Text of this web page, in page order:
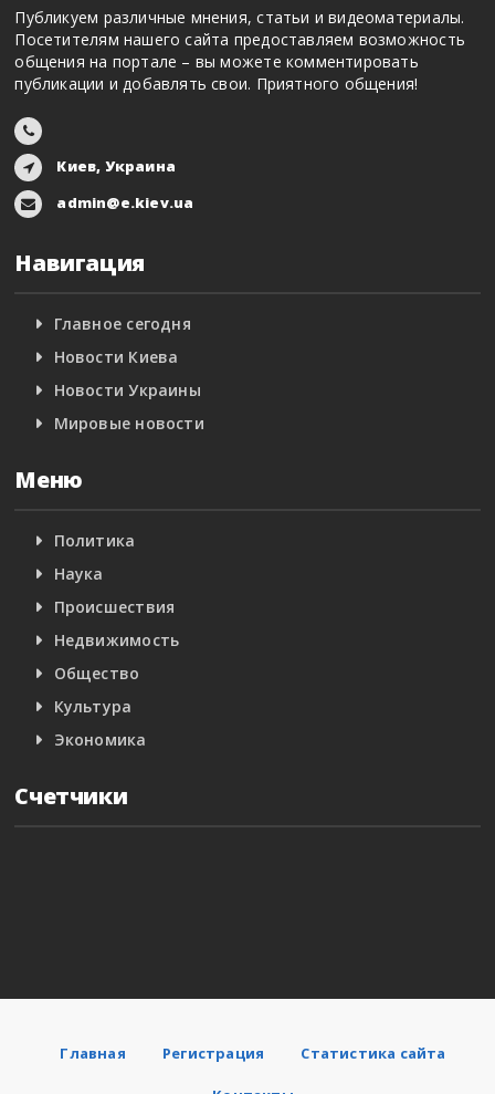
Публикуем различные мнения, статьи и видеоматериалы.
Посетителям нашего сайта предоставляем возможность
общения на портале – вы можете комментировать
публикации и добавлять свои. Приятного общения!
Киев, Украина
admin@e.kiev.ua
Навигация
Главное сегодня
Новости Киева
Новости Украины
Мировые новости
Меню
Политика
Наука
Происшествия
Недвижимость
Общество
Культура
Экономика
Счетчики
Главная Регистрация Статистика сайта